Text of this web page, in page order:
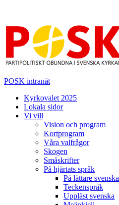
POSK intranät
Kyrkovalet 2025
Lokala sidor
Vi vill
Vision och program
Kortprogram
Våra valfrågor
Skogen
Småskrifter
På hjärtats språk
På lättare svenska
Teckenspråk
Uppläst svenska